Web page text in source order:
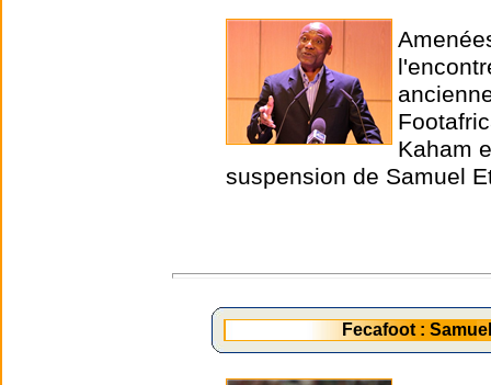
Kaham
suspension de Samuel
Fecafoot :